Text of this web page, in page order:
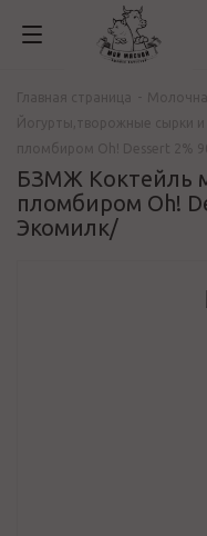
БЗМЖ Коктейль
пломбиром Oh!
Экомилк/